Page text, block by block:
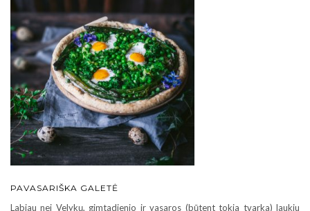
PAVASARIŠKA GALETĖ
Labiau nei Velykų, gimtadienio ir vasaros (būtent tokia tvarka) laukiu